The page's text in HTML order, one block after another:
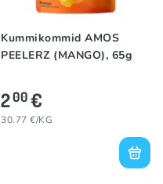
Kummikommid AMOS
PEELERZ (MANGO), 65g
200€
30.77 €/KG